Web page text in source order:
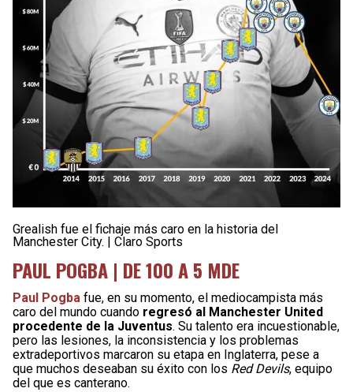
Grealish fue el fichaje más caro en la historia del
Manchester City. | Claro Sports
PAUL POGBA | DE 100 A 5 MDE
Paul Pogba fue, en su momento, el mediocampista más
caro del mundo cuando regresó al Manchester United
procedente de la Juventus. Su talento era incuestionable,
pero las lesiones, la inconsistencia y los problemas
extradeportivos marcaron su etapa en Inglaterra, pese a
que muchos deseaban su éxito con los Red Devils, equipo
del que es canterano.